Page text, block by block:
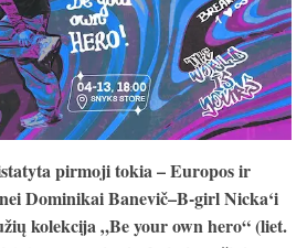
pirmoji tokia – Europos ir
Dominikai Banevič–B-girl Nicka‘i
kolekcija „Be your own hero“ (liet.